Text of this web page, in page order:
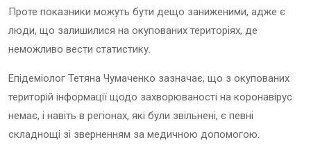
Проте показники можуть бути дещо заниженими, адже є
люди, що залишилися на окупованих територіях, де
неможливо вести статистику.
Епідеміолог Тетяна Чумаченко зазначає, що з окупованих
територій інформації щодо захворюваності на коронавірус
немає, і навіть в регіонах, які були звільнені, є певні
складнощі зі зверненням за медичною допомогою.